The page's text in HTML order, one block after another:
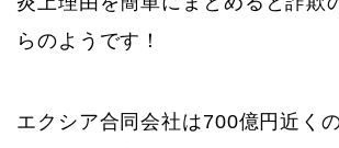
らのようです！
エクシア合同会社は700億円近く